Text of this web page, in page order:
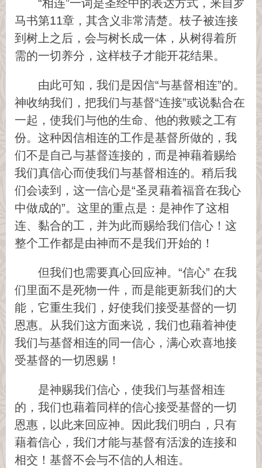
“相连”一词是圣经中的表达方式，来自罗
马书第11章，其含义非常清楚。枝子被连接
到树上之后，会与树长成一体，从树得着所
需的一切养分，这样枝子才能开花结果。
由此可知，我们是因信“与基督相连”的。
神收纳我们，把我们与基督“连接”或说黏合在
一起，使我们与他的生命、他的救赎之工有
份。这种因信相连的工作是基督所做的，我
们不是自己与基督连接的，而是神藉着赐给
我们真信心而使我们与基督相连的。稍后我
们会读到，这一信心是“圣灵藉着福音在我心
中做成的”。这里的重点是：是神作了这相
连、黏合的工，并为此而赐给我们信心！这
整个工作都是由神而不是我们开始的！
但我们也需要真心回应神。“信心” 在我
们里面不是死物一件，而是能更新我们的大
能，它重生我们，好使我们接受基督的一切
恩惠。从我们这方面来说，我们也藉着神使
我们与基督相连的同一信心，满心欢喜地接
受基督的一切恩赐！
是神赐我们信心，使我们与基督相连
的，我们也藉着同样的信心接受基督的一切
恩惠，以此来回应神。因此我们明白，只有
藉着信心，我们才能与基督有活泼的连接和
相交！基督不会与不信的人相连。